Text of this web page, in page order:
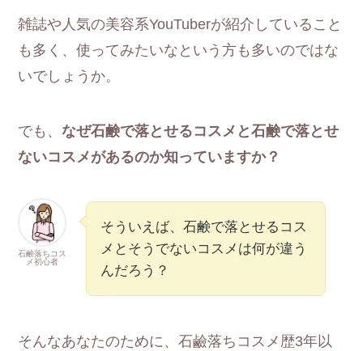
雑誌や人気の美容系YouTuberが紹介していること
も多く、使ってみたいなという方も多いのではな
いでしょうか。
でも、なぜ石鹸で落とせるコスメと石鹸で落とせ
ないコスメがあるのか知っていますか？
石鹸落ちコス
メ初心者
そういえば、石鹸で落とせるコス
メとそうでないコスメは何が違う
んだろう？
そんなあなたのために、石鹼落ちコスメ歴3年以